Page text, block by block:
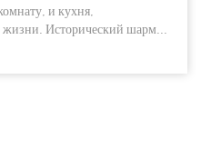
и кухня,
жизни. Исторический шарм...